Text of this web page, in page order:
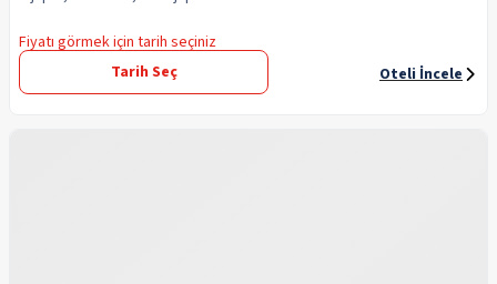
Fiyatı görmek için tarih seçiniz
Tarih Seç
Oteli İncele